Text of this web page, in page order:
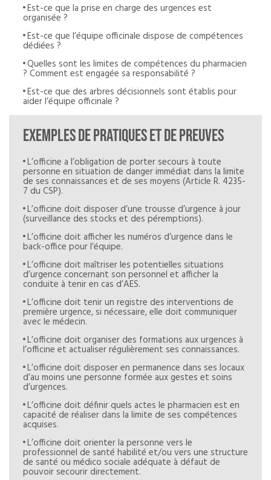
Est-ce que la prise en charge des urgences est
organisée ?
Est-ce que l’équipe officinale dispose de compétences
dédiées ?
Quelles sont les limites de compétences du pharmacien
? Comment est engagée sa responsabilité ?
Est-ce que des arbres décisionnels sont établis pour
aider l’équipe officinale ?
Exemples de pratiques et de preuves
L’officine a l’obligation de porter secours à toute
personne en situation de danger immédiat dans la limite
de ses connaissances et de ses moyens (Article R. 4235-
7 du CSP).
L’officine doit disposer d’une trousse d’urgence à jour
(surveillance des stocks et des péremptions).
L’officine doit afficher les numéros d’urgence dans le
back-office pour l’équipe.
L’officine doit maîtriser les potentielles situations
d’urgence concernant son personnel et afficher la
conduite à tenir en cas d’AES.
L’officine doit tenir un registre des interventions de
première urgence, si nécessaire, elle doit communiquer
avec le médecin.
L’officine doit organiser des formations aux urgences à
l’officine et actualiser régulièrement ses connaissances.
L’officine doit disposer en permanence dans ses locaux
d’au moins une personne formée aux gestes et soins
d’urgences.
L’officine doit définir quels actes le pharmacien est en
capacité de réaliser dans la limite de ses compétences
acquises.
L’officine doit orienter la personne vers le
professionnel de santé habilité et/ou vers une structure
de santé ou médico sociale adéquate à défaut de
pouvoir secourir directement.